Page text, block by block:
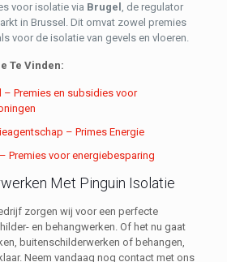
voor isolatie via Brugel , de regulator
in Brussel. Dit omvat zowel premies
voor de isolatie van gevels en vloeren.
Te Vinden:
– Premies en subsidies voor
– Primes Energie
Premies voor energiebesparing
Met Pinguin Isolatie
zorgen wij voor een perfecte
en behangwerken. Of het nu gaat
buitenschilderwerken of behangen,
Neem vandaag nog contact met ons